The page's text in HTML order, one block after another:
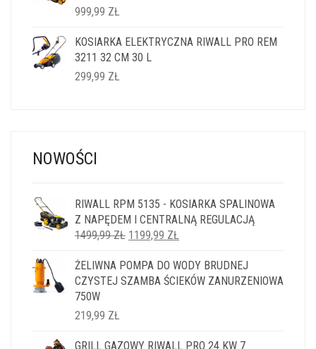
999,99 ZŁ
KOSIARKA ELEKTRYCZNA RIWALL PRO REM
3211 32 CM 30 L
299,99 ZŁ
NOWOŚCI
RIWALL RPM 5135 - KOSIARKA SPALINOWA
Z NAPĘDEM I CENTRALNĄ REGULACJĄ
1499,99ZŁ PIERWOTNA
WYNOSIŁA:
1499,99 ZŁ.
1199,99 ZŁ
WYNOSI:
1199,99 ZŁ.
ŻELIWNA POMPA DO WODY BRUDNEJ
CZYSTEJ SZAMBA ŚCIEKÓW ZANURZENIOWA
750W
219,99 ZŁ
GRILL GAZOWY RIWALL PRO 24 KW 7